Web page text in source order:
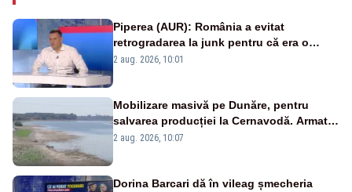
Piperea (AUR): România a evitat
retrogradarea la junk pentru că era o
catastrofă pentru bănci și fondurile de
2 aug. 2026, 10:01
Mobilizare masivă pe Dunăre, pentru
salvarea producției la Cernavodă. Armata
va detona o stâncă și va devia apa
2 aug. 2026, 10:07
Dorina Barcari dă în vileag șmecheria